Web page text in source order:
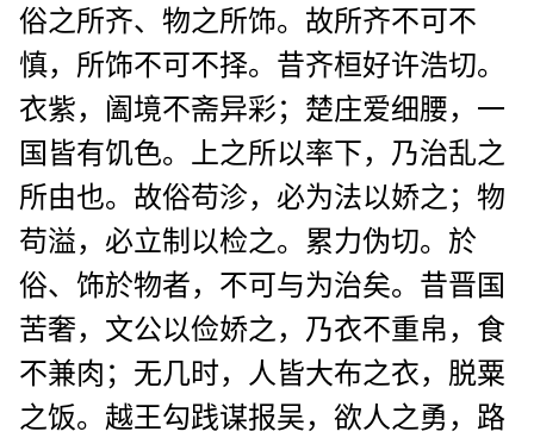
俗之所齐、物之所饰。故所齐不可不
慎，所饰不可不择。昔齐桓好许浩切。
衣紫，阖境不斋异彩；楚庄爱细腰，一
国皆有饥色。上之所以率下，乃治乱之
所由也。故俗苟沴，必为法以娇之；物
苟溢，必立制以检之。累力伪切。於
俗、饰於物者，不可与为治矣。昔晋国
苦奢，文公以俭娇之，乃衣不重帛，食
不兼肉；无几时，人皆大布之衣，脱粟
之饭。越王勾践谋报吴，欲人之勇，路